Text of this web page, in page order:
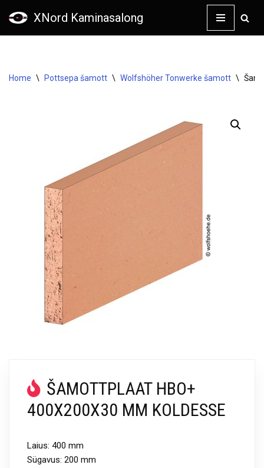
XNord Kaminasalong
Home \ Pottsepa šamott \ Wolfshöher Tonwerke šamott \
ŠAMOTTPLAAT HBO+
400X200X30 MM KOLDESSE
Laius: 400 mm
Sügavus: 200 mm